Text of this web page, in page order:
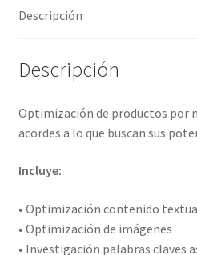
Descripción
Descripción
Optimización de productos por
acordes a lo que buscan sus
Incluye:
• Optimización contenido
• Optimización de imágenes
• Investigación palabras claves